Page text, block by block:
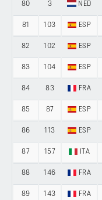
80 3 NED
81 103 ESP
82 102 ESP
83 104 ESP
84 83 FRA
85 87 ESP
86 113 ESP
87 157 ITA
88 146 FRA
89 143 FRA